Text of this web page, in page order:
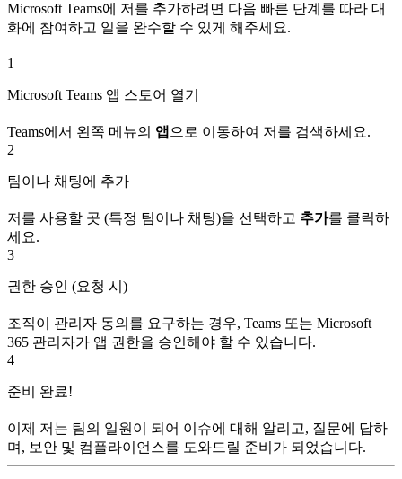
Microsoft Teams에 저를 추가하려면 다음 빠른 단계를 따라 대
화에 참여하고 일을 완수할 수 있게 해주세요.
1
Microsoft Teams 앱 스토어 열기
Teams에서 왼쪽 메뉴의 앱 으로 이동하여 저를 검색하세요.
2
팀이나 채팅에 추가
저를 사용할 곳 (특정 팀이나 채팅)을 선택하고 추가를 클릭하
세요.
3
권한 승인 (요청 시)
조직이 관리자 동의를 요구하는 경우, Teams 또는 Microsoft
365 관리자가 앱 권한을 승인해야 할 수 있습니다.
4
준비 완료!
이제 저는 팀의 일원이 되어 이슈에 대해 알리고, 질문에 답하
며, 보안 및 컴플라이언스를 도와드릴 준비가 되었습니다.